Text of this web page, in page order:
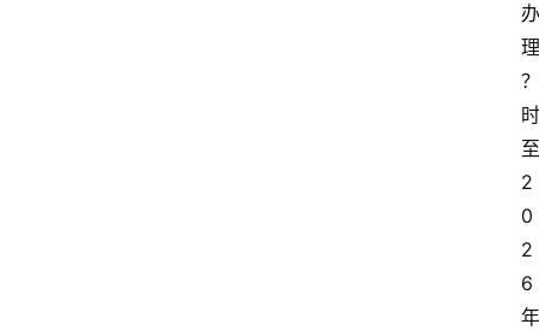
办
理
？
时
至
2
0
2
6
年